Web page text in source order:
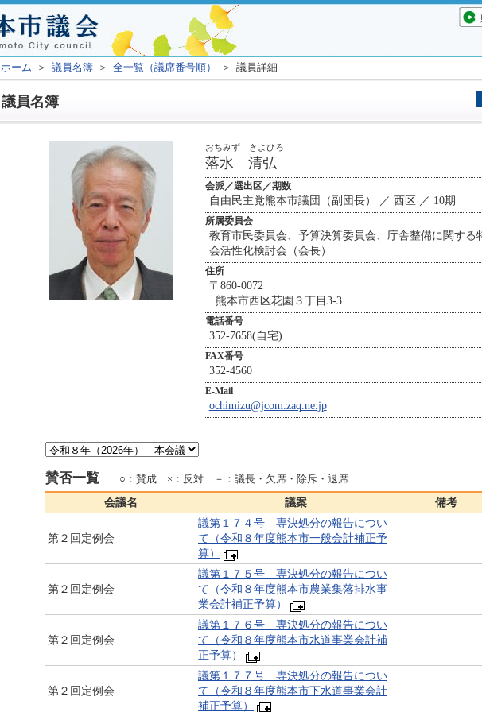
ホーム ＞ 議員名簿 ＞ 全一覧（議席番号順） ＞ 議員詳細
議員名簿
おちみず きよひろ
落水 清弘
会派／選出区／期数
自由民主党熊本市議団（副団長） ／ 西区 ／ 10期
所属委員会
教育市民委員会、予算決算委員会、庁舎整備に関する
会活性化検討会（会長）
住所
〒860-0072
熊本市西区花園３丁目3-3
電話番号
352-7658(自宅)
FAX番号
352-4560
E-Mail
ochimizu@jcom.zaq.ne.jp
賛否一覧 ○：賛成 ×：反対 －：議長・欠席・除斥・退席
会議名 議案 備考
第２回定例会
議第１７４号 専決処分の報告につい
て（令和８年度熊本市一般会計補正予
算）
第２回定例会
議第１７５号 専決処分の報告につい
て（令和８年度熊本市農業集落排水事
業会計補正予算）
第２回定例会
議第１７６号 専決処分の報告につい
て（令和８年度熊本市水道事業会計補
正予算）
第２回定例会
議第１７７号 専決処分の報告につい
て（令和８年度熊本市下水道事業会計
補正予算）